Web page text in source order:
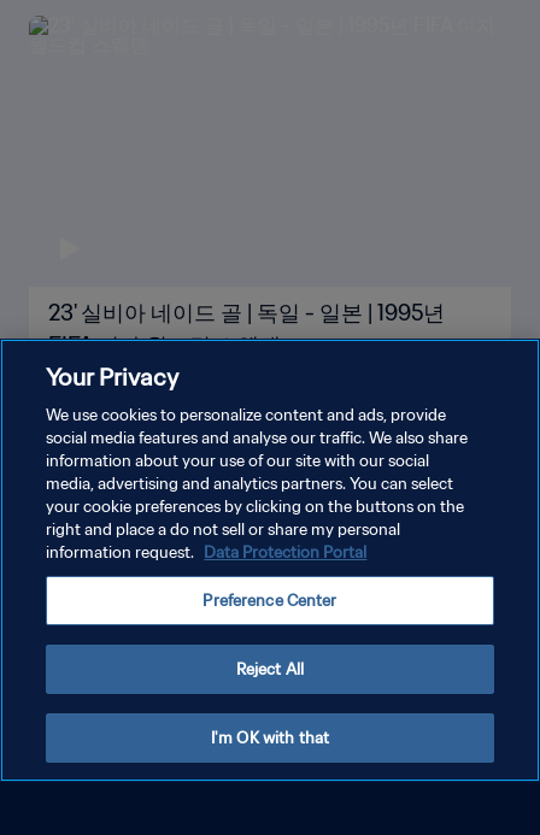
음
23' 실비아 네이드 골 | 독일 - 일본 | 1995년
FIFA 여자 월드컵 스웨덴
37' 로젤리 골 | 스웨덴 - 브라질 | 1995년 FIFA
Your Privacy
We use cookies to personalize content and ads, provide
social media features and analyse our traffic. We also share
information about your use of our site with our social
media, advertising and analytics partners. You can select
your cookie preferences by clicking on the buttons on the
right and place a do not sell or share my personal
information request. Data Protection Portal
Preference Center
Reject All
I'm OK with that